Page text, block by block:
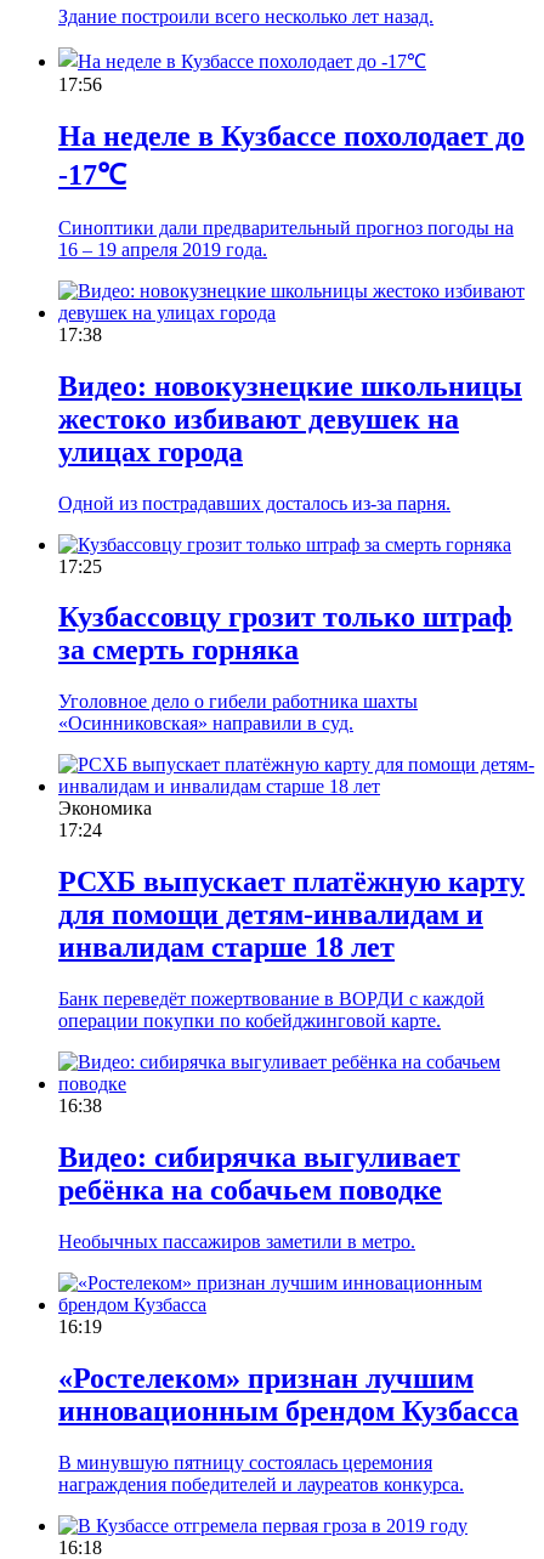
Здание построили всего несколько лет назад.
17:56
На неделе в Кузбассе похолодает до
-17℃
Синоптики дали предварительный прогноз погоды на
16 – 19 апреля 2019 года.
17:38
Видео: новокузнецкие школьницы
жестоко избивают девушек на
улицах города
Одной из пострадавших досталось из-за парня.
17:25
Кузбассовцу грозит только штраф
за смерть горняка
Уголовное дело о гибели работника шахты
«Осинниковская» направили в суд.
Экономика
17:24
РСХБ выпускает платёжную карту
для помощи детям-инвалидам и
инвалидам старше 18 лет
Банк переведёт пожертвование в ВОРДИ с каждой
операции покупки по кобейджинговой карте.
16:38
Видео: сибирячка выгуливает
ребёнка на собачьем поводке
Необычных пассажиров заметили в метро.
16:19
«Ростелеком» признан лучшим
инновационным брендом Кузбасса
В минувшую пятницу состоялась церемония
награждения победителей и лауреатов конкурса.
16:18